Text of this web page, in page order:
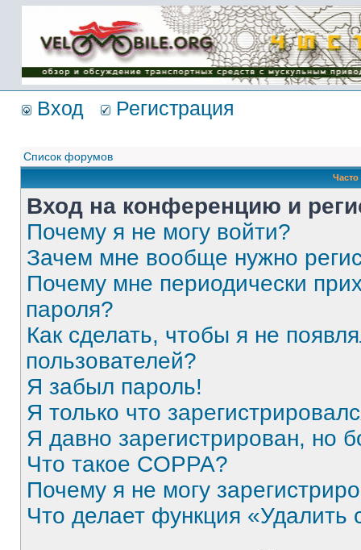
Имя пользователя:
Пароль:
{ LOG_ME_IN_SHORT
}
Вход Регистрация
Список форумов
Вход на конференцию и
Почему я не могу войти?
Зачем мне вообще нужно
Почему мне периодически
пароля?
Как сделать, чтобы я не
пользователей?
Я забыл пароль!
Я только что
Я давно зарегистрирован, но
Что такое COPPA?
Почему я не могу
Что делает функция